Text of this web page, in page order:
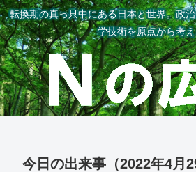
転換期の真っ只中にある日本と世界。政
学技術を原点から考
今日の出来事（2022年4